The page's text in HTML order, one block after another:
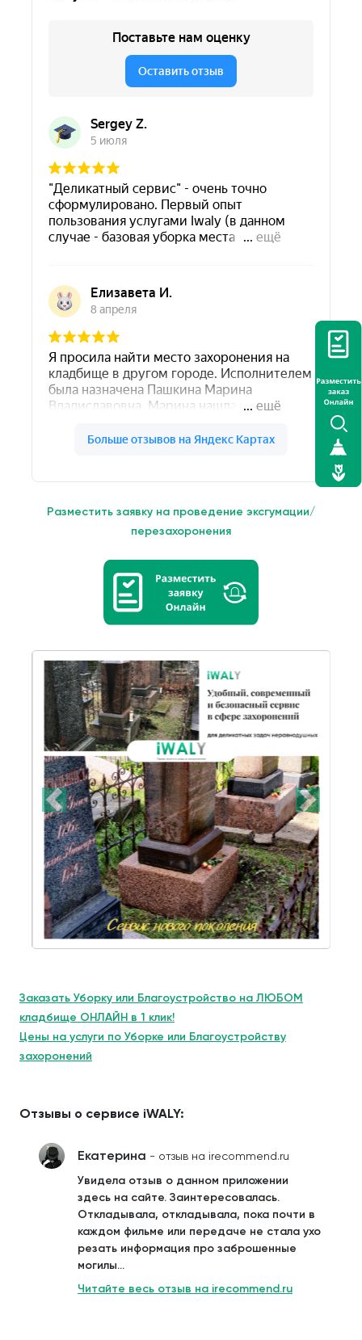
Разместить заявку на проведение эксгумации/
перезахоронения
Заказать Уборку или Благоустройство на ЛЮБОМ
кладбище ОНЛАЙН в 1 клик!
Цены на услуги по Уборке или Благоустройству
захоронений
Отзывы о сервисе iWALY:
Екатерина - отзыв на irecommend.ru
Увидела отзыв о данном приложении
здесь на сайте. Заинтересовалась.
Откладывала, откладывала, пока почти в
каждом фильме или передаче не стала ухо
резать информация про заброшенные
могилы...
Читайте весь отзыв на irecommend.ru